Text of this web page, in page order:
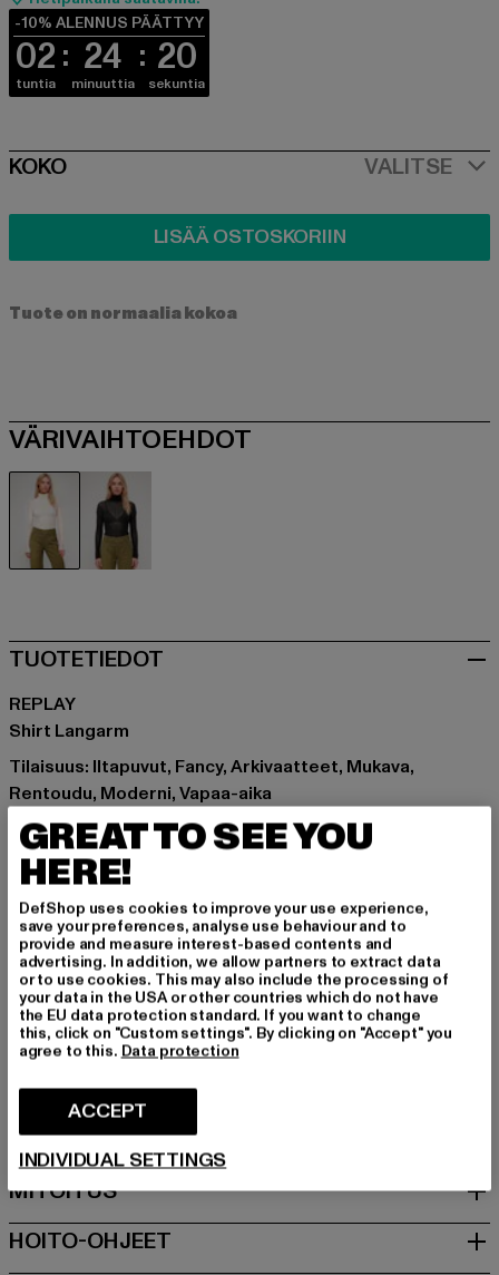
-10% ALENNUS PÄÄTTYY
02
tuntia
24
minuuttia
20
sekuntia
SIZE
KOKO VALITSE
LISÄÄ OSTOSKORIIN
Tuote on normaalia kokoa
VÄRIVAIHTOEHDOT
TUOTETIEDOT
REPLAY
Shirt Langarm
Tilaisuus: Iltapuvut, Fancy, Arkivaatteet, Mukava,
Rentoudu, Moderni, Vapaa-aika
holkkityyppi: Pitkähihainen
Leikkaa: Vartalonmyötäinen
Tuotemerkki: Replay
Kategoria: Pitkähihainen
Color: beige
Valmistaja väri: eggnog
Materiaalin koostumus: 100% Puuvilla
Art.Nr: W002O-08840
Valmistaja: United People GmbH |
commerciale@replayjeans.com
VIA MARCOA 1 | 31011 Asolo | IT
MITOITUS
HOITO-OHJEET
GREAT TO SEE YOU
HERE!
DefShop uses cookies to improve your use experience,
save your preferences, analyse use behaviour and to
provide and measure interest-based contents and
advertising. In addition, we allow partners to extract data
or to use cookies. This may also include the processing of
your data in the USA or other countries which do not have
the EU data protection standard. If you want to change
this, click on "Custom settings". By clicking on "Accept" you
agree to this. Data protection
ACCEPT
INDIVIDUAL SETTINGS